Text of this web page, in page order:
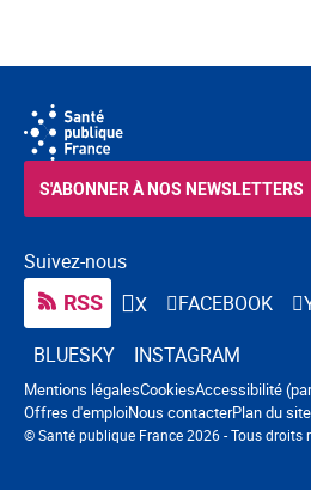
Suivez-nous
RSS X FACEBOOK
BLUESKY
INSTAGRAM
S'ABONNER À NOS NEWSLETTERS
© Santé publique France 2026 - Tous droits
Navigation pied de page
Mentions légalesCookiesAccessibilité
Offres d'emploiNous contacterPlan du site